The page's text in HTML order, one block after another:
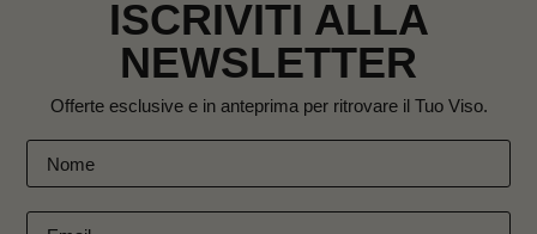
ISCRIVITI ALLA
NEWSLETTER
Offerte esclusive e in anteprima per ritrovare il Tuo Viso.